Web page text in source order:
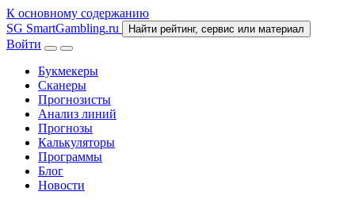
К основному содержанию
SG SmartGambling.ru Найти рейтинг, сервис или материал
Войти
Букмекеры
Сканеры
Прогнозисты
Анализ линий
Прогнозы
Калькуляторы
Программы
Блог
Новости